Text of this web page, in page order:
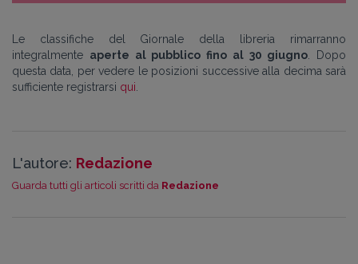
Le classifiche del Giornale della libreria rimarranno
integralmente aperte al pubblico fino al 30 giugno . Dopo
questa data, per vedere le posizioni successive alla decima sarà
sufficiente registrarsi qui
L'autore: Redazione
Guarda tutti gli articoli scritti da Redazione